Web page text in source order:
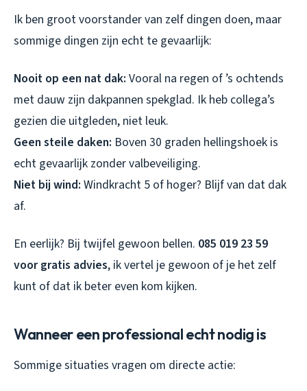
Ik ben groot voorstander van zelf dingen doen, maar
sommige dingen zijn echt te gevaarlijk:
Nooit op een nat dak: Vooral na regen of ’s ochtends
met dauw zijn dakpannen spekglad. Ik heb collega’s
gezien die uitgleden, niet leuk.
Geen steile daken: Boven 30 graden hellingshoek is
echt gevaarlijk zonder valbeveiliging.
Niet bij wind: Windkracht 5 of hoger? Blijf van dat dak
af.
En eerlijk? Bij twijfel gewoon bellen. 085 019 23 59
voor gratis advies, ik vertel je gewoon of je het zelf
kunt of dat ik beter even kom kijken.
Wanneer een professional echt nodig is
Sommige situaties vragen om directe actie: